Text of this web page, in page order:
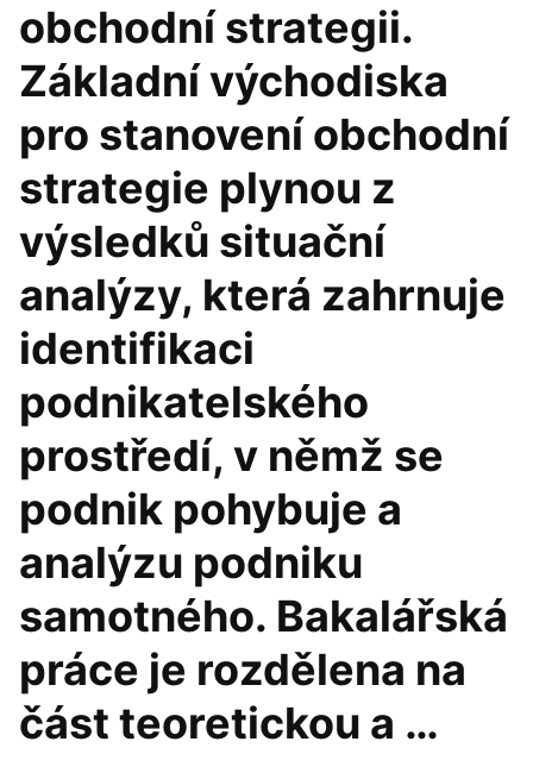
obchodní strategii.
Základní východiska
pro stanovení obchodní
strategie plynou z
výsledků situační
analýzy, která zahrnuje
identifikaci
podnikatelského
prostředí, v němž se
podnik pohybuje a
analýzu podniku
samotného. Bakalářská
práce je rozdělena na
část teoretickou a …